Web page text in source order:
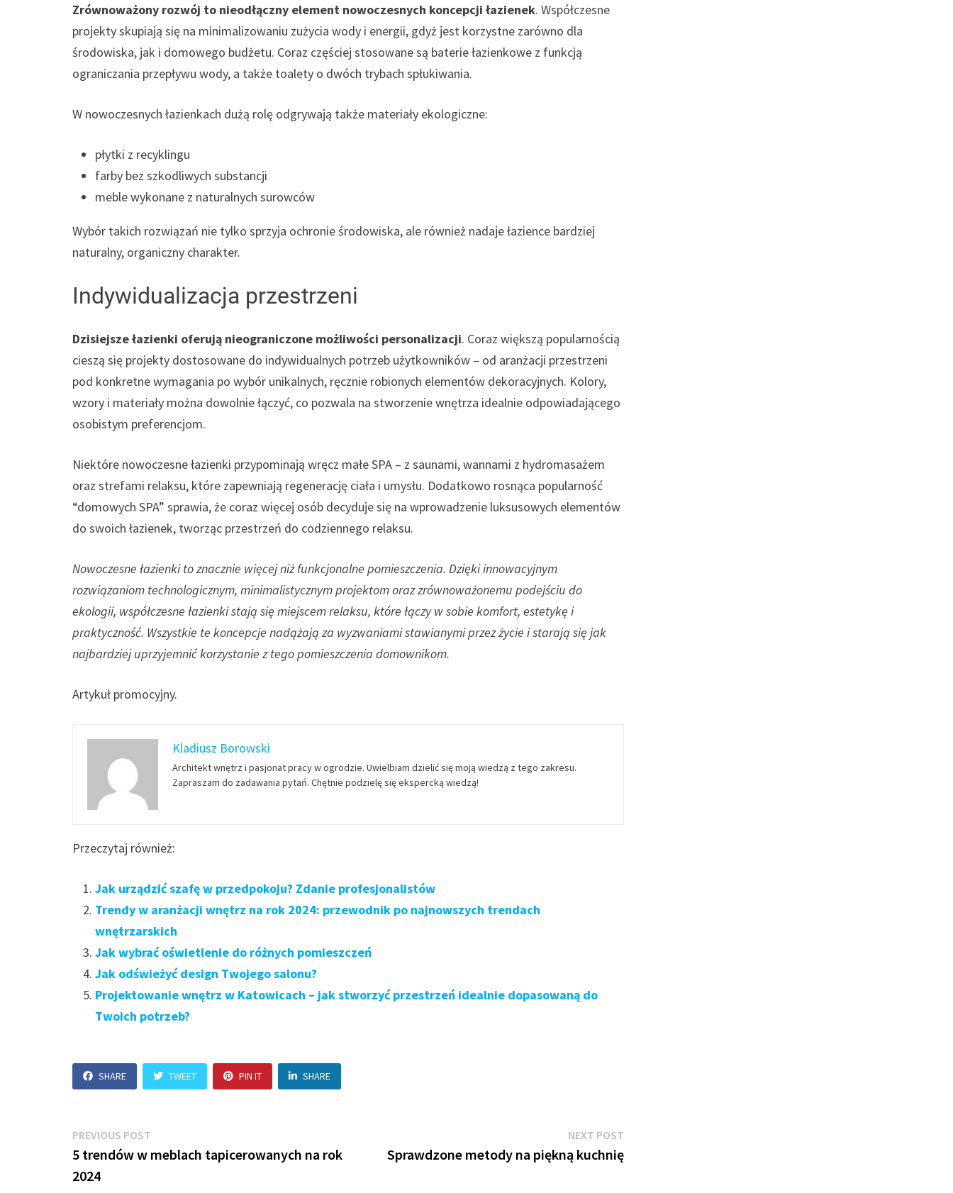
Zrównoważony rozwój to nieodłączny element nowoczesnych koncepcji łazienek. Współczesne
projekty skupiają się na minimalizowaniu zużycia wody i energii, gdyż jest korzystne zarówno dla
środowiska, jak i domowego budżetu. Coraz częściej stosowane są baterie łazienkowe z funkcją
ograniczania przepływu wody, a także toalety o dwóch trybach spłukiwania.
W nowoczesnych łazienkach dużą rolę odgrywają także materiały ekologiczne:
płytki z recyklingu
farby bez szkodliwych substancji
meble wykonane z naturalnych surowców
Wybór takich rozwiązań nie tylko sprzyja ochronie środowiska, ale również nadaje łazience bardziej
naturalny, organiczny charakter.
Indywidualizacja przestrzeni
Dzisiejsze łazienki oferują nieograniczone możliwości personalizacji. Coraz większą popularnością
cieszą się projekty dostosowane do indywidualnych potrzeb użytkowników – od aranżacji przestrzeni
pod konkretne wymagania po wybór unikalnych, ręcznie robionych elementów dekoracyjnych. Kolory,
wzory i materiały można dowolnie łączyć, co pozwala na stworzenie wnętrza idealnie odpowiadającego
osobistym preferencjom.
Niektóre nowoczesne łazienki przypominają wręcz małe SPA – z saunami, wannami z hydromasażem
oraz strefami relaksu, które zapewniają regenerację ciała i umysłu. Dodatkowo rosnąca popularność
“domowych SPA” sprawia, że coraz więcej osób decyduje się na wprowadzenie luksusowych elementów
do swoich łazienek, tworząc przestrzeń do codziennego relaksu.
Nowoczesne łazienki to znacznie więcej niż funkcjonalne pomieszczenia. Dzięki innowacyjnym
rozwiązaniom technologicznym, minimalistycznym projektom oraz zrównoważonemu podejściu do
ekologii, współczesne łazienki stają się miejscem relaksu, które łączy w sobie komfort, estetykę i
praktyczność. Wszystkie te koncepcje nadążają za wyzwaniami stawianymi przez życie i starają się jak
najbardziej uprzyjemnić korzystanie z tego pomieszczenia domownikom.
Artykuł promocyjny.
Kladiusz Borowski
Architekt wnętrz i pasjonat pracy w ogrodzie. Uwielbiam dzielić się moją wiedzą z tego zakresu.
Zapraszam do zadawania pytań. Chętnie podzielę się ekspercką wiedzą!
Przeczytaj również:
Jak urządzić szafę w przedpokoju? Zdanie profesjonalistów
Trendy w aranżacji wnętrz na rok 2024: przewodnik po najnowszych trendach
wnętrzarskich
Jak wybrać oświetlenie do różnych pomieszczeń
Jak odświeżyć design Twojego salonu?
Projektowanie wnętrz w Katowicach – jak stworzyć przestrzeń idealnie dopasowaną do
Twoich potrzeb?
SHARE TWEET PIN IT SHARE
Nawigacja
wpisu
PREVIOUS POST
post:
5 trendów w meblach tapicerowanych na rok
2024
NEXT POST
post:
Sprawdzone metody na piękną kuchnię